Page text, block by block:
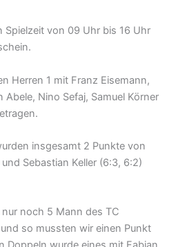
Spielzeit von 09 Uhr bis 16 Uhr
Herren 1 mit Franz Eisemann,
Abele, Nino Sefaj, Samuel Körner
insgesamt 2 Punkte von
Sebastian Keller (6:3, 6:2)
noch 5 Mann des TC
so mussten wir einen Punkt